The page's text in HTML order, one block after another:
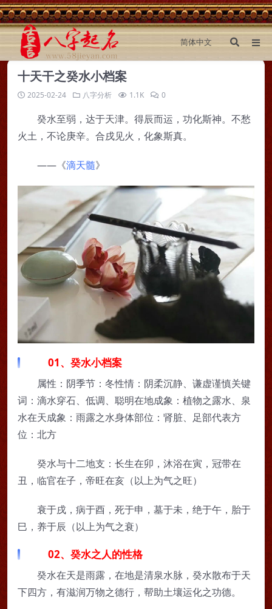
十天干之癸水小档案
2025-02-24 八字分析 1.1K 0
癸水至弱，达于天津。得辰而运，功化斯神。不愁
火土，不论庚辛。合戌见火，化象斯真。
——《滴天髓》
01、癸水小档案
属性：阴季节：冬性情：阴柔沉静、谦虚谨慎关键
词：滴水穿石、低调、聪明在地成象：植物之露水、泉
水在天成象：雨露之水身体部位：肾脏、足部代表方
位：北方
癸水与十二地支：长生在卯，沐浴在寅，冠带在
丑，临官在子，帝旺在亥（以上为气之旺）
衰于戌，病于酉，死于申，墓于未，绝于午，胎于
巳，养于辰（以上为气之衰）
02、癸水之人的性格
癸水在天是雨露，在地是清泉水脉，癸水散布于天
下四方，有滋润万物之德行，帮助土壤运化之功德。